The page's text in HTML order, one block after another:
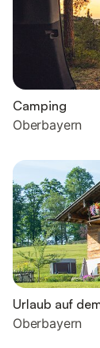
Camping
Oberbayern
Urlaub auf
Oberbayern